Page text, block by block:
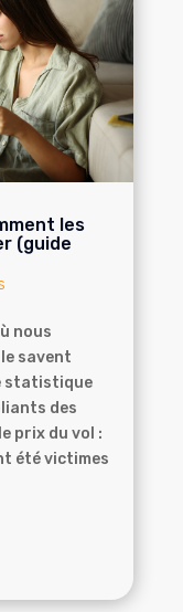
les
(guide
nous
savent
statistique
des
prix du vol :
été victimes